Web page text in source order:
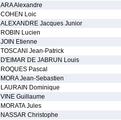
ARA Alexandre
COHEN Loic
ALEXANDRE Jacques Junior
ROBIN Lucien
JOIN Etienne
TOSCANI Jean-Patrick
D'EIMAR DE JABRUN Louis
ROQUES Pascal
MORA Jean-Sebastien
LAURAIN Dominique
VINE Guillaume
MORATA Jules
NASSAR Christophe